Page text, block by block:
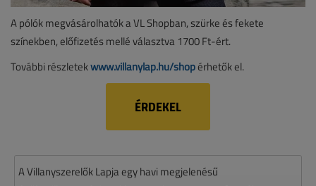
A pólók megvásárolhatók a VL Shopban, szürke és fekete
színekben, előfizetés mellé választva 1700 Ft-ért.
További részletekwww.villanylap.hu/shopérhetők el.
ÉRDEKEL
A Villanyszerelők Lapja egy havi megjelenésű